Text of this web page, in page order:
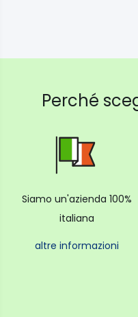
Perché
Siamo un'azienda 100%
italiana
altre informazioni